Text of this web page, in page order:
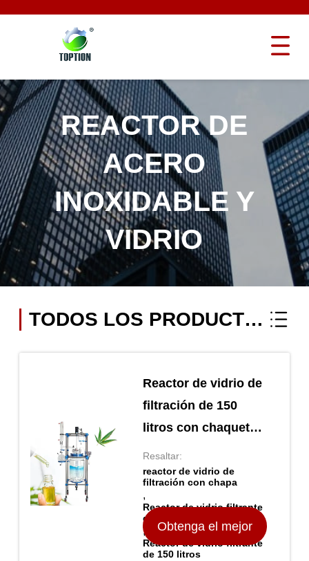
REACTOR DE
ACERO
INOXIDABLE Y
VIDRIO
TODOS LOS PRODUCTOS
Reactor de vidrio de
filtración de 150
litros con chaqueta
de filtración superior
de alto rendimiento
Resaltar:
reactor de vidrio de
filtración con chapa
Reactor de vidrio filtrante
de 150 litros
,
Reactor de vidrio filtrante
de 150 litros
Obtenga el mejor